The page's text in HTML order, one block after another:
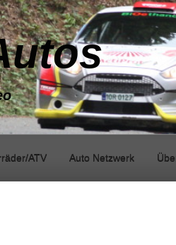
ATV Auto Netzwerk